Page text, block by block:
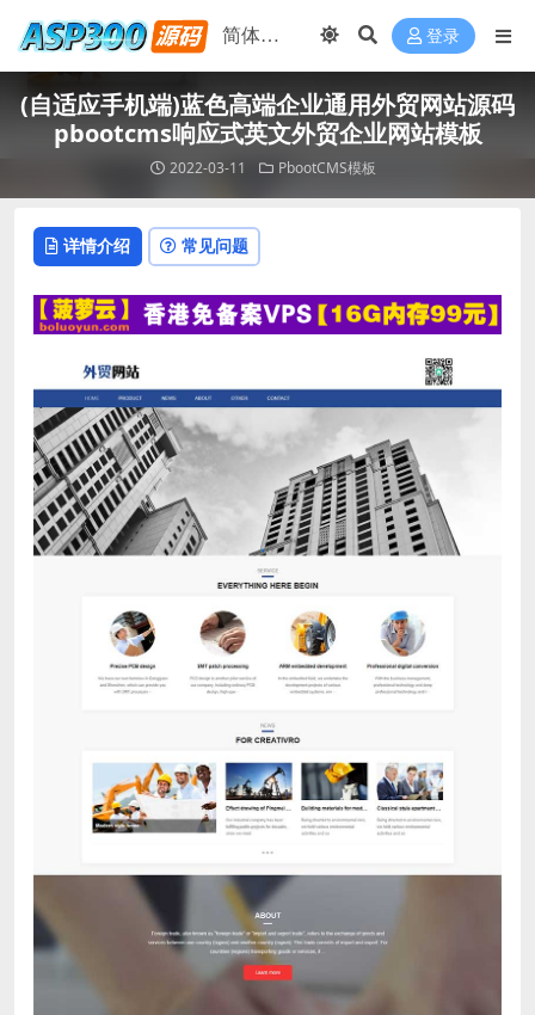
登录
(自适应手机端)蓝色高端企业通用外贸网站源码
pbootcms响应式英文外贸企业网站模板
2022-03-11 PbootCMS模板
详情介绍 常见问题